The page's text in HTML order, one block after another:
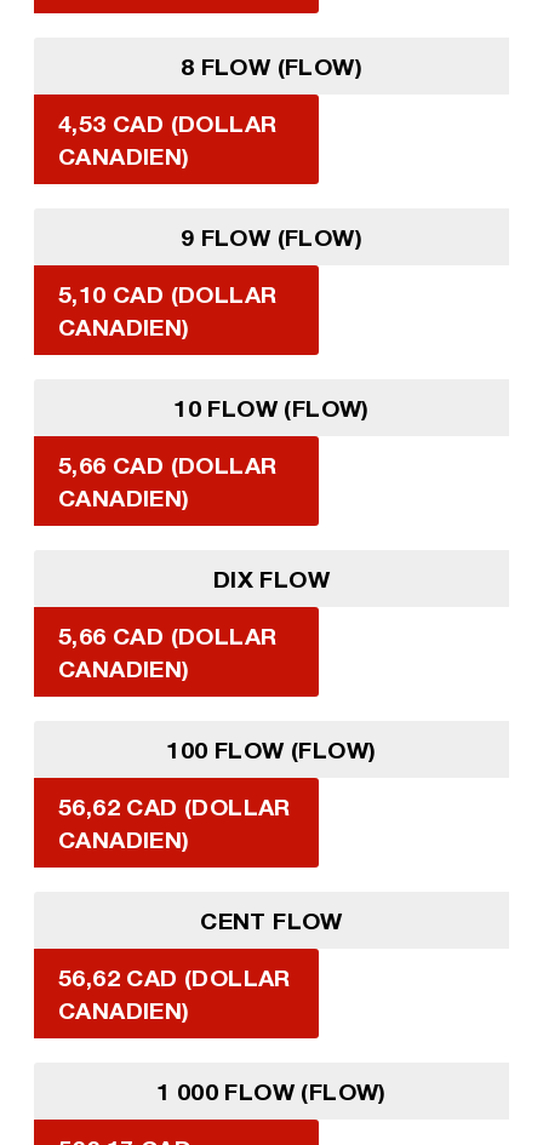
8 FLOW (FLOW)
4,53 CAD (DOLLAR
CANADIEN)
9 FLOW (FLOW)
5,10 CAD (DOLLAR
CANADIEN)
10 FLOW (FLOW)
5,66 CAD (DOLLAR
CANADIEN)
DIX FLOW
5,66 CAD (DOLLAR
CANADIEN)
100 FLOW (FLOW)
56,62 CAD (DOLLAR
CANADIEN)
CENT FLOW
56,62 CAD (DOLLAR
CANADIEN)
1 000 FLOW (FLOW)